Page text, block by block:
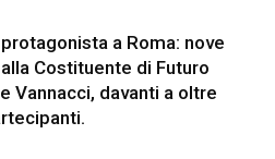
a Roma: nove
Costituente di Futuro
Vannacci, davanti a oltre